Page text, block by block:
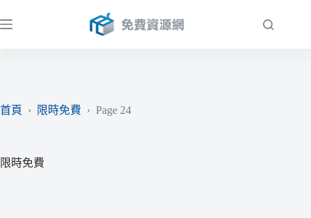
至
首頁
› 限時免費 › Page 24
限時免費